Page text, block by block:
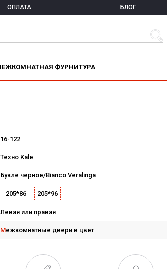
ОПЛАТА БЛОГ
МЕЖКОМНАТНАЯ ФУРНИТУРА
16-122
Техно Kale
Букле черное/Bianco Veralinga
205*86 205*96
Левая или правая
Межкомнатные двери в цвет